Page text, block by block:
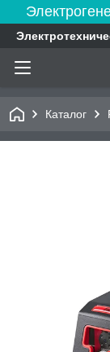
Каталог